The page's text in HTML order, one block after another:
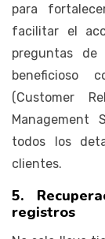
para
facilitar el
preguntas de
beneficioso
(Customer
Management
todos los
clientes.
5.
registros